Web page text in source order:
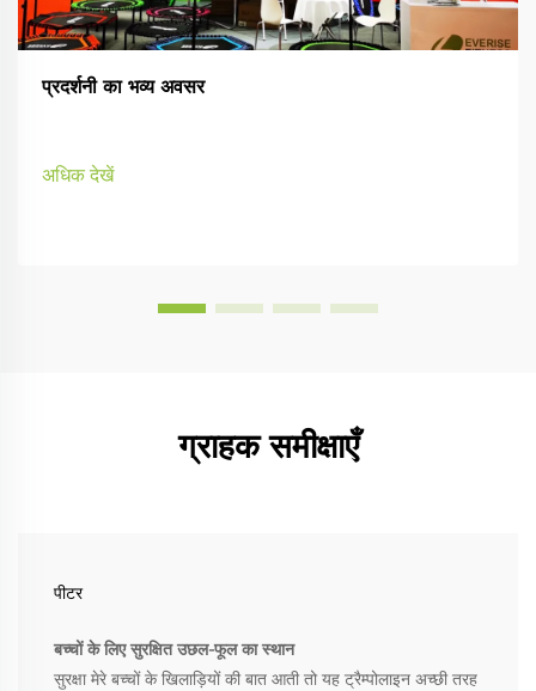
प्रदर्शनी का भव्य अवसर
अधिक देखें
ग्राहक समीक्षाएँ
पीटर
बच्चों के लिए सुरक्षित उछल-फूल का स्थान
सुरक्षा मेरे बच्चों के खिलाड़ियों की बात आती तो यह ट्रैम्पोलाइन अच्छी तरह